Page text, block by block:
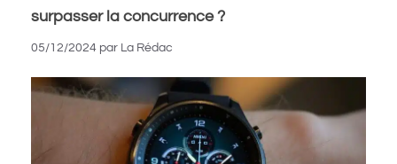
surpasser la concurrence ?
05/12/2024 par La Rédac